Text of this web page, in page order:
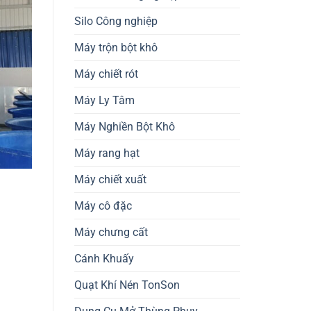
Silo Công nghiệp
Máy trộn bột khô
Máy chiết rót
Máy Ly Tâm
Máy Nghiền Bột Khô
Máy rang hạt
Máy chiết xuất
Máy cô đặc
Máy chưng cất
Cánh Khuấy
Quạt Khí Nén TonSon